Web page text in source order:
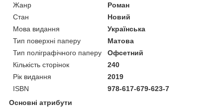
Жанр
Роман
Стан
Новий
Мова видання
Українська
Тип поверхні паперу
Матова
Тип поліграфічного паперу
Офсетний
Кількість сторінок
240
Рік видання
2019
ISBN
978-617-679-623-7
Основні атрибути